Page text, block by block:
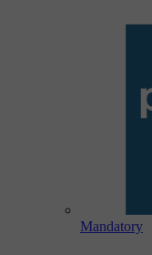
Mandatory